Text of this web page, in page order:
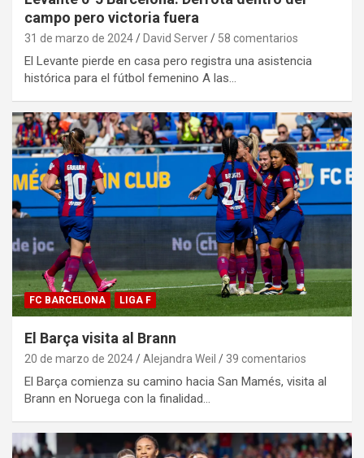
campo pero victoria fuera
31 de marzo de 2024 David Server 58 comentarios
El Levante pierde en casa pero registra una asistencia
histórica para el fútbol femenino A las…
FC BARCELONA LIGA F
El Barça visita al Brann
20 de marzo de 2024 Alejandra Weil 39 comentarios
El Barça comienza su camino hacia San Mamés, visita al
Brann en Noruega con la finalidad…